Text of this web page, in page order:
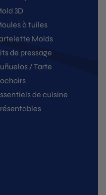
3D
à tuiles
Molds
de pressage
/ Tarte
de cuisine